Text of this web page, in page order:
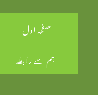
صفحہ اول
ہم سے رابطہ